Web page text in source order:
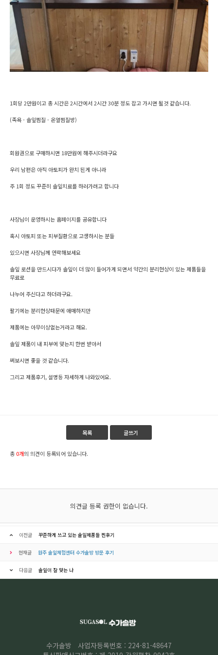
1회당 2만원이고 총 시간은 2시간에서 2시간 30분 정도 잡고 가시면 될것 같습니다.
(족욕 - 솔잎찜질 - 온열찜질방)
회원권으로 구매하시면 18만원에 해주시더라구요
우리 남편은 아직 아토피가 완치 된게 아니라
주 1회 정도 꾸준히 솔잎치료를 하러가려고 합니다
사장님이 운영하시는 홈페이지를 공유합니다
혹시 아토피 또는 피부질환으로 고생하시는 분들
있으시면 사장님께 연락해보세요
솔잎 로션을 만드시다가 솔잎이 더 많이 들어가게 되면서 약간의 분리현상이 있는 제품들을
무료로
나누어 주신다고 하더라구요.
팔기에는 분리현상때문에 애매하지만
제품에는 아무이상없는거라고 해요.
솔잎 제품이 내 피부에 맞는지 한번 받아서
써보시면 좋을 것 같습니다.
그리고 제품후기, 설명등 자세하게 나와있어요.
목록 글쓰기
총 0개의 의견이 등록되어 있습니다.
의견글 등록 권한이 없습니다.
이전글 꾸준하게 쓰고 있는 솔잎제품들 찐후기
현재글 원주 솔잎체험센터 수가솔방 방문 후기
다음글 솔잎이 잘 맞는 나
수가솔방
사업자등록번호 : 224-81-48647